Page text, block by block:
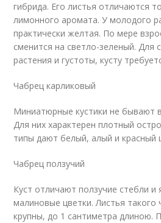
гибрида. Его листья отличаются
лимонного аромата. У молодого
практически желтая. По мере
сменится на светло-зеленый. Для
растения и густоты, кусту
Чабрец карликовый
Миниатюрные кустики не бывают
Для них характерен плотный
типы дают белый, алый и красный
Чабрец ползучий
Куст отличают ползучие стебли и
малиновые цветки. Листья такого
крупны, до 1 сантиметра длиною.